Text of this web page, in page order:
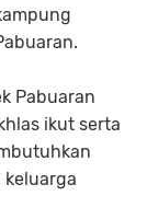
Pabuaran
ikut serta
keluarga